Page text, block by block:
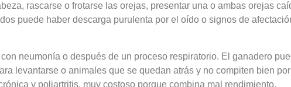
rascarse o frotarse las orejas, presentar una o ambas orejas
puede haber descarga purulenta por el oído o signos de
neumonía o después de un proceso respiratorio. El ganadero
levantarse o animales que se quedan atrás y no compiten bien por
y poliartritis, muy costoso porque combina mal rendimiento,